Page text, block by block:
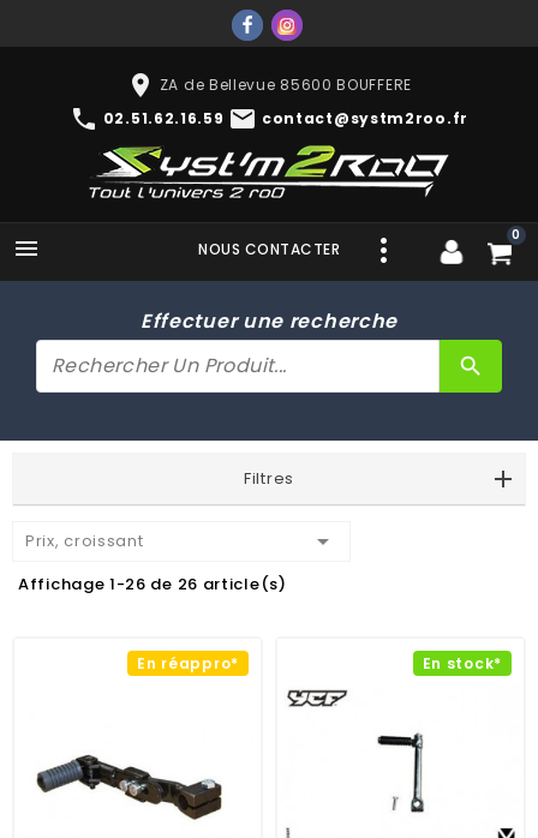
place ZA de Bellevue 85600 BOUFFERE
phone 02.51.62.16.59 mail contact@systm2roo.fr
 0
NOUS CONTACTER
Effectuer une recherche
search
Filtres
Prix, croissant 
Affichage 1-26 de 26 article(s)
En réappro* En stock*